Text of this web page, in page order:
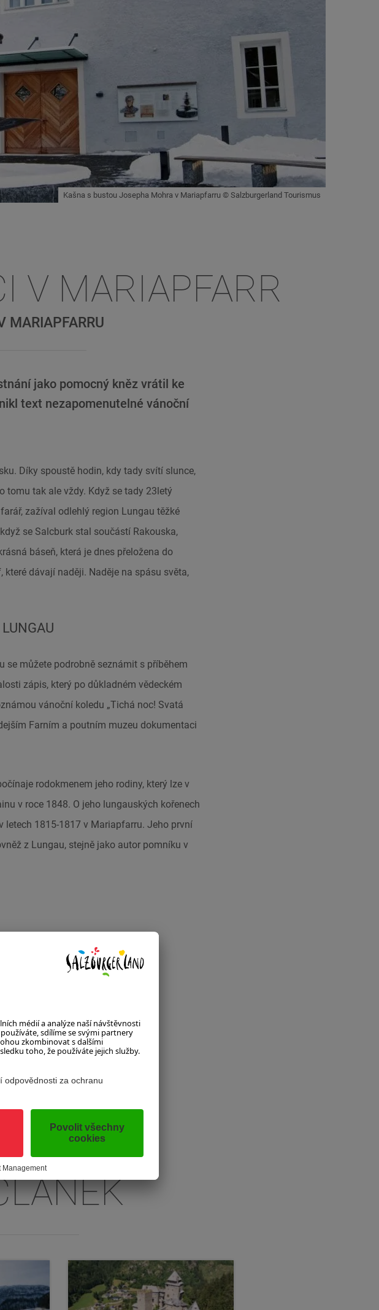
Kašna s bustou Josepha Mohra v Mariapfarru © Salzburgerland Tourismus
V MARIAPFARR
MARIAPFARRU
jako pomocný kněz vrátil ke
text nezapomenutelné vánoční
Díky spoustě hodin, kdy tady svítí slunce,
tomu tak ale vždy. Když se tady 23letý
zažíval odlehlý region Lungau těžké
se Salcburk stal součástí Rakouska,
báseň, která je dnes přeložena do
dávají naději. Naděje na spásu světa,
se můžete podrobně seznámit s příběhem
zápis, který po důkladném vědeckém
vánoční koledu „Tichá noc! Svatá
Farním a poutním muzeu dokumentaci
rodokmenem jeho rodiny, který lze v
v roce 1848. O jeho lungauských kořenech
letech 1815-1817 v Mariapfarru. Jeho první
z Lungau, stejně jako autor pomníku v